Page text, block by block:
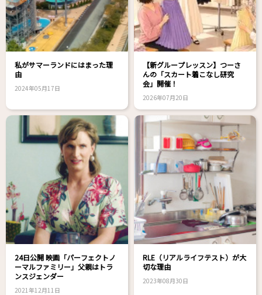
私がサマーランドにはまった理
由
2024年05月17日
【新グループレッスン】つーさ
んの「スカート着こなし研究
会」開催！
2026年07月20日
24日公開 映画「パーフェクトノ
ーマルファミリー」父親はトラ
ンスジェンダー
2021年12月11日
RLE（リアルライフテスト）が大
切な理由
2023年08月30日